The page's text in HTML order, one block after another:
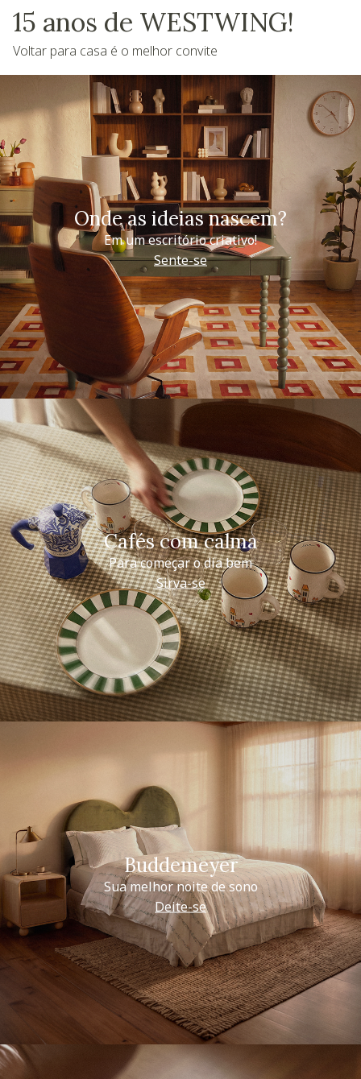
15 anos de WESTWING!
Voltar para casa é o melhor convite
Onde as ideias nascem?
Em um escritório criativo!
Sente-se
Cafés com calma
Para começar o dia bem
Sirva-se
Buddemeyer
Sua melhor noite de sono
Deite-se